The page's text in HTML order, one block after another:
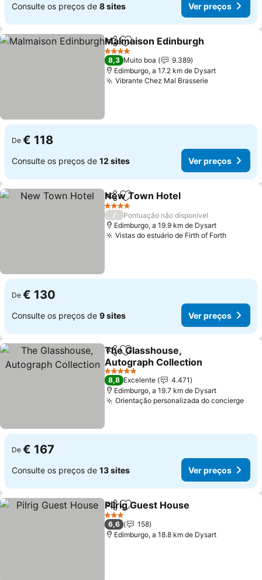
Consulte os preços de 8 sites Ver preços
PartilharAdicionar aos favoritos
Malmaison Edinburgh
4 Estrelas
8,3 Muito boa
9.389
Edimburgo, a 17.2 km de Dysart
Vibrante Chez Mal BrasserieVer preços
De € 118
Consulte os preços de 12 sites Ver preços
PartilharAdicionar aos favoritos
New Town Hotel
4 Estrelas
/
Pontuação não disponível
Edimburgo, a 19.9 km de Dysart
Vistas do estuário de Firth of ForthVer
De € 130
Consulte os preços de 9 sites Ver preços
PartilharAdicionar aos favoritos
The Glasshouse,
Autograph Collection
Ver preços
5 Estrelas
8,8 Excelente
4.471
Edimburgo, a 19.7 km de Dysart
Orientação personalizada do conciergeVer
De € 167
Consulte os preços de 13 sites Ver preços
PartilharAdicionar aos favoritos
Pilrig Guest House
3 Estrelas
6,6
158
Edimburgo, a 18.8 km de Dysart